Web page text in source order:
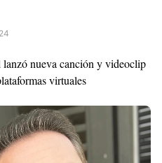
nueva canción y videoclip
virtuales